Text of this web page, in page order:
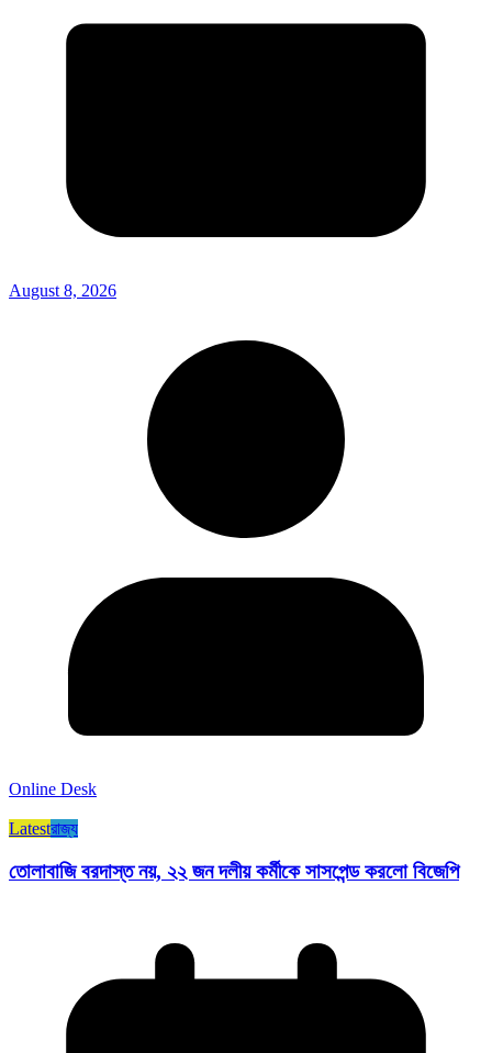
August 8, 2026
Online Desk
Latestরাজ্য​
তোলাবাজি বরদাস্ত নয়, ২২ জন দলীয় কর্মীকে সাসপেন্ড করলো বিজেপি